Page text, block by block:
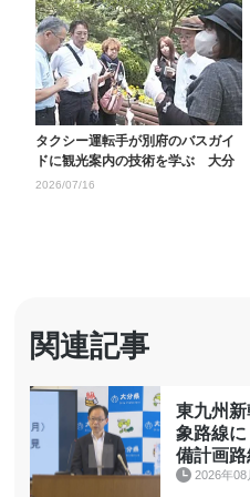
タクシー運転手が別府のバスガイ
ドに観光案内の技術を学ぶ 大分
2026/07/16
関連記事
東九州
象路線
備計画路
2026年08